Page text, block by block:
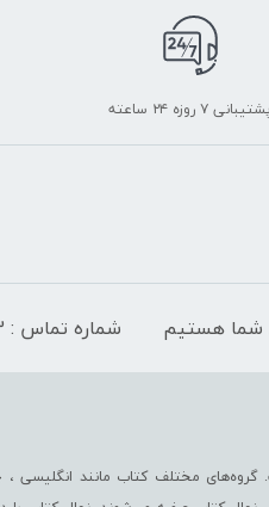
پشتیبانی ۷ روزه ۲۴ ساعته
شماره تماس : 09371742423
مختلف کتاب مانند انگلیسی ،